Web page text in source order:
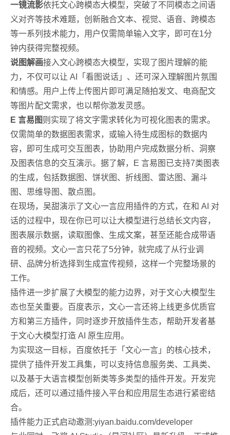
一镜流影依托文心跨模态大模型，突破了不同模态之间语
义对齐等技术难题，创新融合文本、视觉、语音、跨模态
等一系列技术能力，用户仅需简单输入文字，即可在1分
钟内获得完整视频。
说图解画接入文心跨模态大模型，实现了图片理解的能
力，不仅可以让 AI「看图说话」、还可深入理解图片氛围
和情感。用户上传上传图片即可满足随拍发文、电商配文
等图片配文需求，也以帮你激发灵感。
E 言易图则实现了将文字需求转化为可视化图表的需求。
仅需简单的数据图表需求，或输入待生成图标的数据内
容，即可生成可交互图表，协助用户完成数据分析、洞察
及图表信息的交互演示。据了解，E 言易图已支持7类图表
的生成，包括数据图、饼状图、折线图、雷达图、漏斗
图、思维导图、散点图。
在现场，吴甜演示了文心一言应用插件的方式，在和 AI 对
话的过程中，现在你已可以让大模型进行总结长文内容，
图表展示数据，读取图像、生成文案，甚至还能合成带语
音的视频。文心一言只花了5分钟，就完成了从行业调
研、品牌分析选择到生成宣传视频，这样一个完整场景的
工作。
插件进一步扩展了大模型的能力边界，对于文心大模型生
态也至关重要。百度表示，文心一言还将上线更多优质官
方和第三方插件，同时逐步开放插件生态，帮助开发者基
于文心大模型打造 AI 原生应用。
为实现这一目标，百度依托于「文心一言」的核心技术，
提供了插件开发工具集，可以支持信息服务类、工具类、
以及基于大语言模型创新类等多类型的插件开发。开发完
成后，还可以通过插件接入平台和应用层生态进行紧密结
合。
插件能力正式启动邀测:yiyan.baidu.com/developer